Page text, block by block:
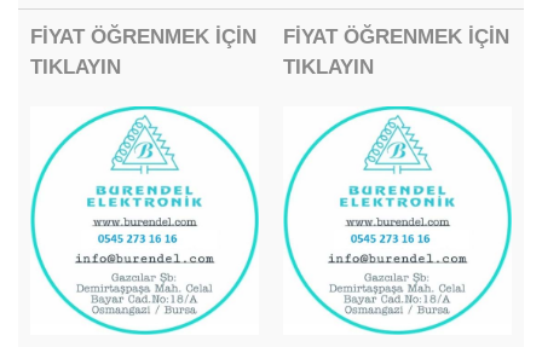
FİYAT ÖĞRENMEK İÇİN
TIKLAYIN
FİYAT ÖĞRENMEK İÇİN
TIKLAYIN